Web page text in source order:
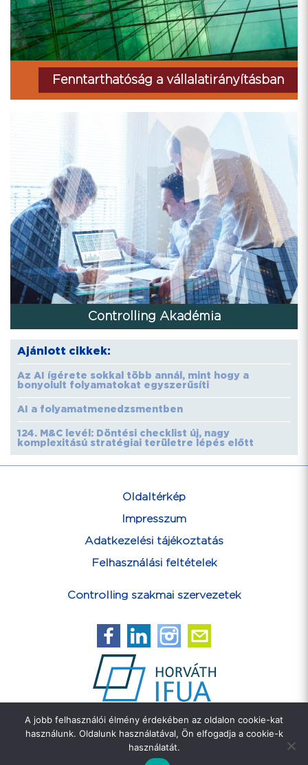
Fenntarthatóság a vállalatirányításban
Controlling Akadémia
Ajánlott cikkek:
Az AI ígérete sokkal több annál, mint hogy a
bonyolult folyamatokat egyszerűsíti
AI a folyamatmenedzsmentben
124. M&C levél: Döntési checklist új, nagy
komplexitású stratégiai területre lépés előtt
Oldaltérkép
Impresszum
Adatkezelési tájékoztatás
Felhasználási feltételek
Controlling szakmai szervezetek
Feliratkozás hírlevélre
A jobb felhasználói élmény érdekében az oldalon cookie-kat
használunk. Oldalunk használatával, Ön elfogadja a cookie-k
használatát.